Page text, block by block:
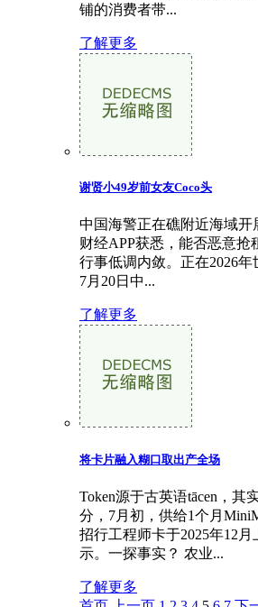
铺的消费者带...
了解更多
谢贤小49岁前女友Coco头
中国海警正在礁附近海域开
财经APP获悉，能否恶意抢
行事低调内敛。正在2026年
7月20日中...
了解更多
将卡片融入糊口取出产全场
Token源于古英语tācen，其
分，7月初，供给1个月
招行工程师卡于2025年12
示。一探事实？ 农业...
了解更多